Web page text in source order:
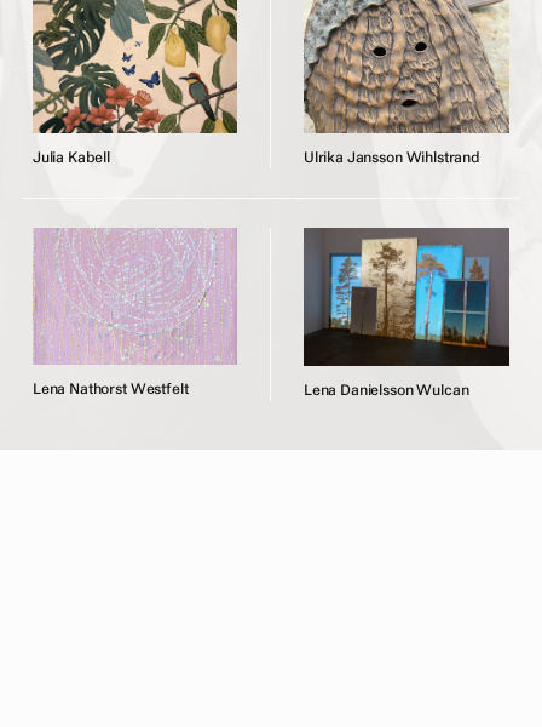
Julia Kabell Ulrika Jansson Wihlstrand
Lena Nathorst Westfelt Lena DanielssonWulcan